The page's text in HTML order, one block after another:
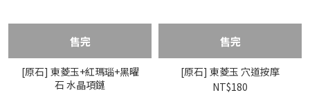
售完
[原石] 東菱玉+紅瑪瑙+黑曜
石 水晶項鏈
售完
[原石] 東菱玉 穴道按摩
NT$180